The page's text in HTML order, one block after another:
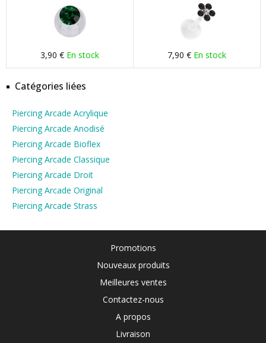
3,90 € En stock 7,90 € En stock
Catégories liées
Piercing Arcade Acrylique
Piercing Arcade Anodisé
Piercing Arcade Bioflex
Piercing Arcade Classique
Piercing Arcade Droit
Piercing Arcade Original
Piercing Arcade Strass
Promotions
Nouveaux produits
Meilleures ventes
Contactez-nous
A propos
Livraison